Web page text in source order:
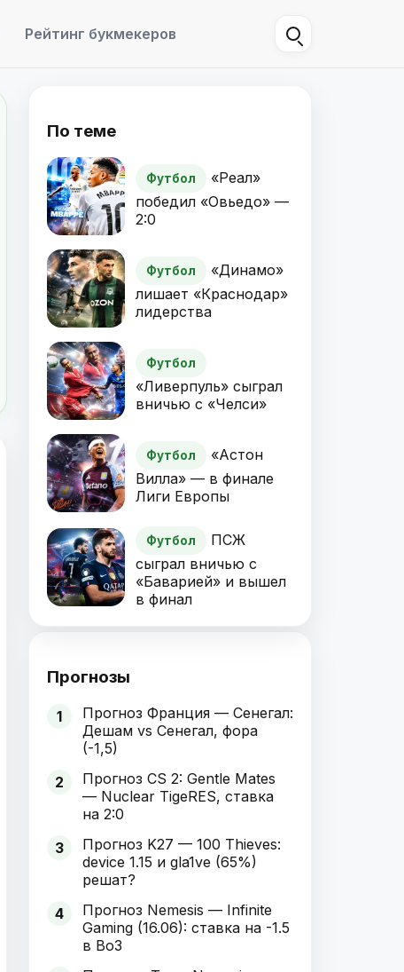
Рейтинг букмекеров
По теме
Футбол
«Реал»
победил «Овьедо» —
2:0
Футбол
«Динамо»
лишает «Краснодар»
лидерства
Футбол
«Ливерпуль» сыграл
вничью с «Челси»
Футбол
«Астон
Вилла» — в финале
Лиги Европы
Футбол
ПСЖ
сыграл вничью с
«Баварией» и вышел
в финал
Прогнозы
1
Прогноз Франция — Сенегал:
Дешам vs Сенегал, фора
(-1,5)
2
Прогноз CS 2: Gentle Mates
— Nuclear TigeRES, ставка
на 2:0
3
Прогноз K27 — 100 Thieves:
device 1.15 и gla1ve (65%)
решат?
4
Прогноз Nemesis — Infinite
Gaming (16.06): ставка на -1.5
в Bo3